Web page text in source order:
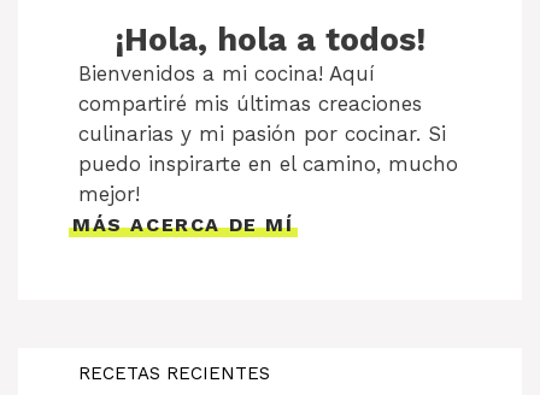
¡Hola, hola a todos!
Bienvenidos a mi cocina! Aquí
compartiré mis últimas creaciones
culinarias y mi pasión por cocinar. Si
puedo inspirarte en el camino, mucho
mejor!
MÁS ACERCA DE MÍ
RECETAS RECIENTES